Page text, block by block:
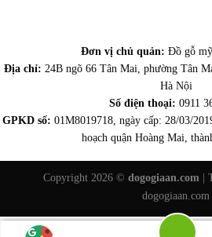
Đơn vị chủ quản: Đồ gỗ
Địa chỉ: 24B ngõ 66 Tân Mai, phường Tân
Hà Nội
Số điện thoại: 0911
GPKD số: 01M8019718, ngày cấp: 28/03/
hoạch quận Hoàng Mai,
Copyright 2026 © dogogiaan.com |
dogogiaan.com